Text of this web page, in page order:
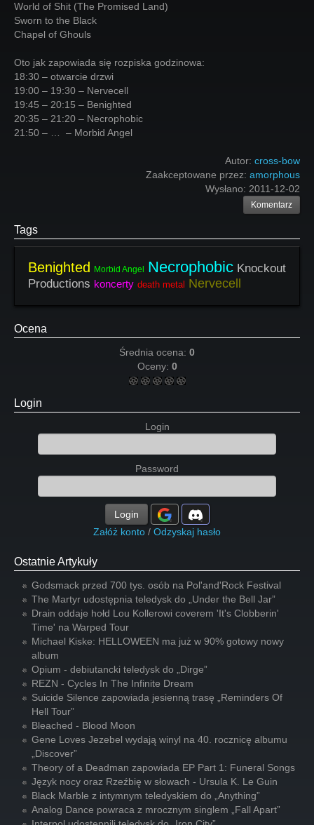
World of Shit (The Promised Land)
Sworn to the Black
Chapel of Ghouls
Oto jak zapowiada się rozpiska godzinowa:
18:30 – otwarcie drzwi
19:00 – 19:30 – Nervecell
19:45 – 20:15 – Benighted
20:35 – 21:20 – Necrophobic
21:50 – … – Morbid Angel
Autor: cross-bow
Zaakceptowane przez: amorphous
Wysłano: 2011-12-02
Komentarz
Tags
Benighted Morbid Angel Necrophobic Knockout
Productions koncerty death metal Nervecell
Ocena
Średnia ocena: 0
Oceny: 0
Login
Login
Password
Login
Załóż konto / Odzyskaj hasło
Ostatnie Artykuły
Godsmack przed 700 tys. osób na Pol'and'Rock Festival
The Martyr udostępnia teledysk do „Under the Bell Jar”
Drain oddaje hołd Lou Kollerowi coverem 'It's Clobberin'
Time' na Warped Tour
Michael Kiske: HELLOWEEN ma już w 90% gotowy nowy
album
Opium - debiutancki teledysk do „Dirge”
REZN - Cycles In The Infinite Dream
Suicide Silence zapowiada jesienną trasę „Reminders Of
Hell Tour”
Bleached - Blood Moon
Gene Loves Jezebel wydają winyl na 40. rocznicę albumu
„Discover”
Theory of a Deadman zapowiada EP Part 1: Funeral Songs
Język nocy oraz Rzeźbię w słowach - Ursula K. Le Guin
Black Marble z intymnym teledyskiem do „Anything”
Analog Dance powraca z mrocznym singlem „Fall Apart”